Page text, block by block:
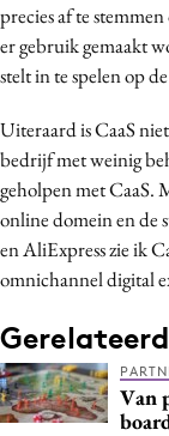
precies af te
er gebruik gemaakt
stelt in te spelen op
Uiteraard is CaaS
bedrijf met weinig
geholpen met CaaS.
online domein en de
en AliExpress zie ik
omnichannel digital
Gerelateerd
Van